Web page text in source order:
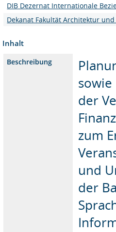
DIB Dezernat Internationale
Dekanat Fakultät Architektur
Inhalt
Beschreibung
der
zum
und
der